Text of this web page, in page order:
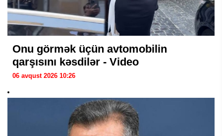
Onu görmək üçün avtomobilin
qarşısını kəsdilər - Video
06 avqust 2026 10:26